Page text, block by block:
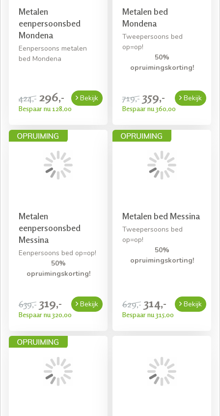
Metalen
eenpersoonsbed
Mondena
Eenpersoons metalen
bed Mondena
424,- 296,-
Bespaar nu 128,00
Bekijk
Metalen bed
Mondena
Tweepersoons bed
op=op!
50%
opruimingskorting!
719,- 359,-
Bespaar nu 360,00
Bekijk
Metalen
eenpersoonsbed
Messina
Eenpersoons bed op=op!
50%
opruimingskorting!
639,- 319,-
Bespaar nu 320,00
Bekijk
Metalen bed Messina
Tweepersoons bed
op=op!
50%
opruimingskorting!
629,- 314,-
Bespaar nu 315,00
Bekijk